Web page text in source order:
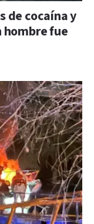
de cocaína y
hombre fue